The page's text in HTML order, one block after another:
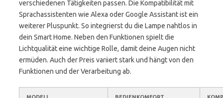
verschiedenen Tätigkeiten passen. Die Kompatibilität mit
Sprachassistenten wie Alexa oder Google Assistant ist ein
weiterer Pluspunkt. So integrierst du die Lampe nahtlos in
dein Smart Home. Neben den Funktionen spielt die
Lichtqualität eine wichtige Rolle, damit deine Augen nicht
ermüden. Auch der Preis variiert stark und hängt von den
Funktionen und der Verarbeitung ab.